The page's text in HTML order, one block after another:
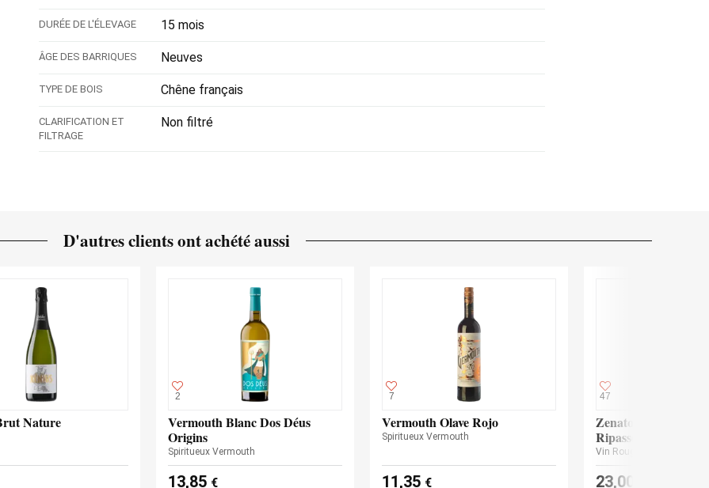
DURÉE DE L'ÉLEVAGE 15 mois
ÂGE DES BARRIQUES Neuves
TYPE DE BOIS Chêne français
CLARIFICATION ET
FILTRAGE
Non filtré
D'autres clients ont achété aussi
Nature
2
Vermouth Blanc Dos Déus
Origins
Spiritueux Vermouth
13,85 €
7
Vermouth Olave Rojo
Spiritueux Vermouth
11,35 €
47
Zenato Valpolicella
Ripasso Ripassa
Vin Rouge
23,00